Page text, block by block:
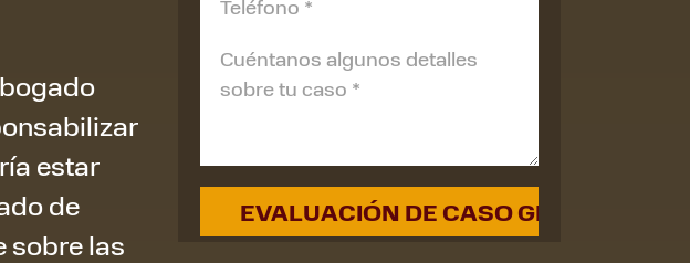
estar
de
sobre las